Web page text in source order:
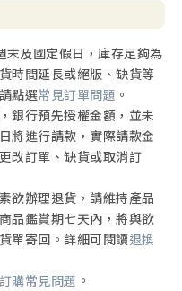
及國定假日，庫存足夠為
時間延長或絕版、缺貨等
點選常見訂單問題 。
銀行預先授權金額，並未
將進行請款，實際請款金
改訂單、缺貨或取消訂
欲辦理退貨，請維持產品
品鑑賞期七天內，將與欲
單寄回。詳細可閱讀退換
購常見問題 。